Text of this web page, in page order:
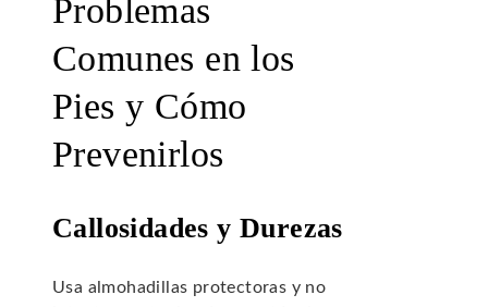
Problemas
Comunes en los
Pies y Cómo
Prevenirlos
Callosidades y Durezas
Usa almohadillas protectoras y no